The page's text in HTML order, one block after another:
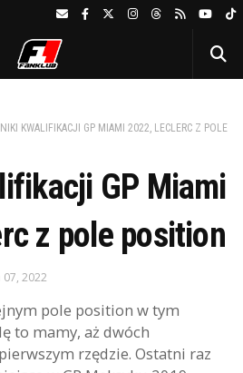
KWALIFIKACJI GP MIAMI 2022, LECLERC Z POLE
GP Miami
z pole position
07, 2022
pole position w tym
to mamy, aż dwóch
rzędzie. Ostatni raz